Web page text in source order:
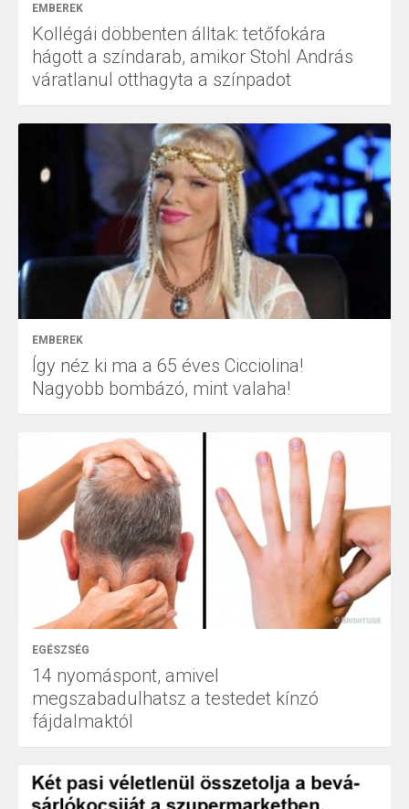
EMBEREK
Kollégái döbbenten álltak: tetőfokára
hágott a színdarab, amikor Stohl András
váratlanul otthagyta a színpadot
EMBEREK
Így néz ki ma a 65 éves Cicciolina!
Nagyobb bombázó, mint valaha!
EGÉSZSÉG
14 nyomáspont, amivel
megszabadulhatsz a testedet kínzó
fájdalmaktól